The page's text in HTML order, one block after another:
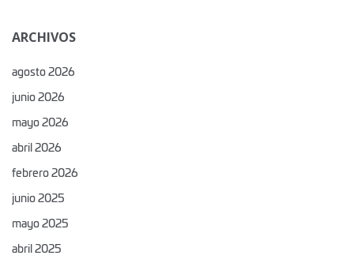
ARCHIVOS
agosto 2026
junio 2026
mayo 2026
abril 2026
febrero 2026
junio 2025
mayo 2025
abril 2025